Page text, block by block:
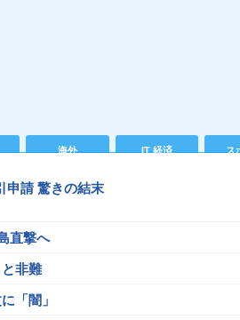
海外 IT 経済 ス
申請 驚きの結末
直撃へ
非難
「闇」